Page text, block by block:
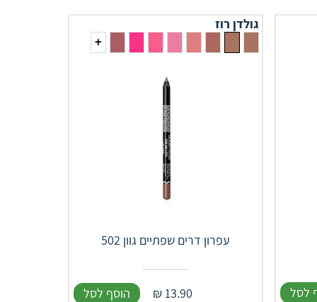
לסל
גולדן רוז
+
עפרון דרים שפתיים גוון 502
13.90
₪ הוסף לסל